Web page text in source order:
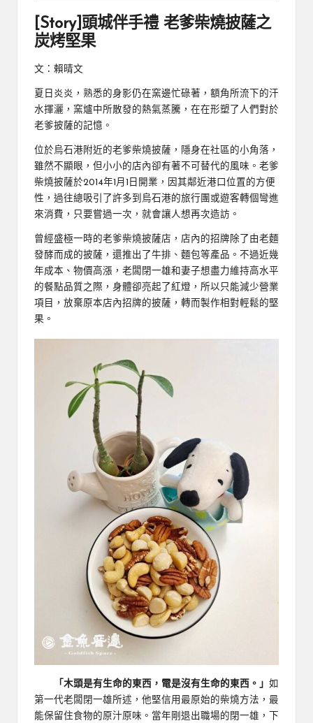
[Story]頭城伴手禮 老爹柴燒披薩之
炭烤堅果
文：賴晴文
夏日炎炎，熟悉的身影仍在窯邊忙碌著，額角所流下的汗
水揮灑，窯爐中所散發的熱氣蒸騰，在在形塑了人們對於
老爹披薩的記憶。
位於烏石港附近的老爹柴燒披薩，隱身在社區的小角落，
雖然不顯眼，但小小的店內卻有著不可替代的風味。老爹
柴燒披薩於2014年1月1日開業，因其鄰近港口位置的方便
性，過往總吸引了許多到烏石港的旅行團或遊客轉個彎進
來消費，只要嘗過一次，就會讓人想再次造訪。
曾經盛極一時的老爹柴燒披薩店，店內的招牌除了由老麵
發酵而成的披薩，還推出了牛排、麵包等產品。不過近幾
年成本、物價高漲，老闆閉一雄和妻子想盡力維持高水平
的餐點品質之際，身體卻亮起了紅燈，所以只能減少營業
項目，放棄原本店內招牌的披薩，轉而製作相對輕鬆的堅
果。
「木頭是有生命的東西，電是沒有生命的東西。」 如
第一代老闆閉一雄所述，他堅信用最原始的柴燒方法，最
能保留住食物的原汁原味。當年剛退出職場的閉一雄，下